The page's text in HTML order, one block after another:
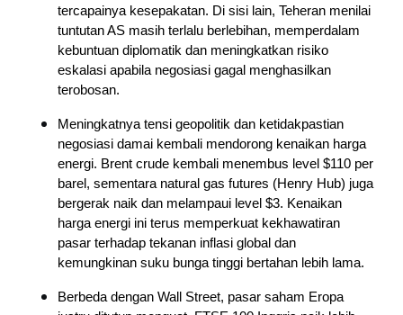
tercapainya kesepakatan. Di sisi lain, Teheran menilai
tuntutan AS masih terlalu berlebihan, memperdalam
kebuntuan diplomatik dan meningkatkan risiko
eskalasi apabila negosiasi gagal menghasilkan
terobosan.
Meningkatnya tensi geopolitik dan ketidakpastian
negosiasi damai kembali mendorong kenaikan harga
energi. Brent crude kembali menembus level $110 per
barel, sementara natural gas futures (Henry Hub) juga
bergerak naik dan melampaui level $3. Kenaikan
harga energi ini terus memperkuat kekhawatiran
pasar terhadap tekanan inflasi global dan
kemungkinan suku bunga tinggi bertahan lebih lama.
Berbeda dengan Wall Street, pasar saham Eropa